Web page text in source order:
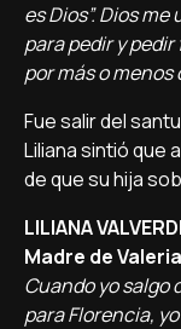
es Dios”. Dios
para pedir y
por más o
Fue salir del
Liliana sintió que
de que su hija
LILIANA
Madre de Valeria
Cuando yo salgo
para Florencia,